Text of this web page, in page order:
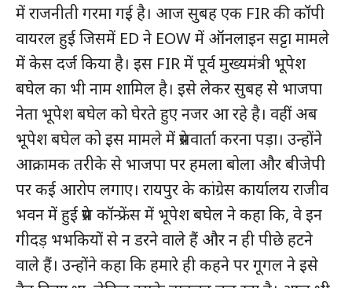
में राजनीती गरमा गई है। आज सुबह एक FIR की कॉपी
वायरल हुई जिसमें ED ने EOW में ऑनलाइन सट्टा मामले
में केस दर्ज किया है। इस FIR में पूर्व मुख्यमंत्री भूपेश
बघेल का भी नाम शामिल है। इसे लेकर सुबह से भाजपा
नेता भूपेश बघेल को घेरते हुए नजर आ रहे है। वहीं अब
भूपेश बघेल को इस मामले में प्रेसवार्ता करना पड़ा। उन्होंने
आक्रामक तरीके से भाजपा पर हमला बोला और बीजेपी
पर कई आरोप लगाए। रायपुर के कांग्रेस कार्यालय राजीव
भवन में हुई प्रेस कॉन्फ्रेंस में भूपेश बघेल ने कहा कि, वे इन
गीदड़ भभकियों से न डरने वाले हैं और न ही पीछे हटने
वाले हैं। उन्होंने कहा कि हमारे ही कहने पर गूगल ने इसे